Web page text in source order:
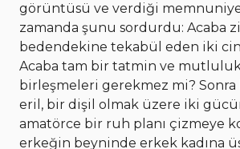
görüntüsü ve verdiği
zamanda şunu sordurdu: Acaba
bedendekine tekabül eden iki
Acaba tam bir tatmin ve
birleşmeleri gerekmez mi?
eril, bir dişil olmak üzere iki
amatörce bir ruh planı çizmeye
erkeğin beyninde erkek kadına